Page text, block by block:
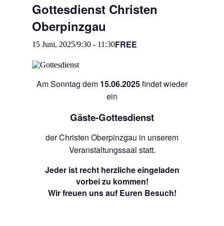
Gottesdienst Christen
Oberpinzgau
15 Juni, 2025/9:30 - 11:30FREE
Am Sonntag dem 15.06.2025findet wieder
ein
Gäste-Gottesdienst
der Christen Oberpinzgau in unserem
Veranstaltungssaal statt.
Jeder ist recht herzliche eingeladen
vorbei zu kommen!
Wir freuen uns auf Euren Besuch!